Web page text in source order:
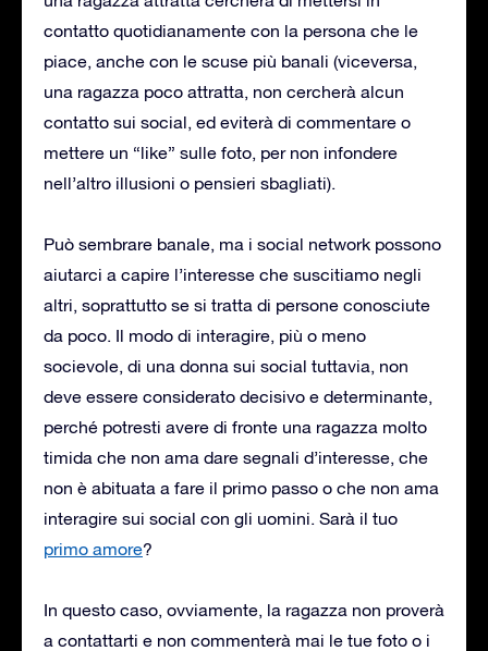
contatto quotidianamente con la persona che le
piace, anche con le scuse più banali (viceversa,
una ragazza poco attratta, non cercherà alcun
contatto sui social, ed eviterà di commentare o
mettere un “like” sulle foto, per non infondere
nell’altro illusioni o pensieri sbagliati).
Può sembrare banale, ma i social network possono
aiutarci a capire l’interesse che suscitiamo negli
altri, soprattutto se si tratta di persone conosciute
da poco. Il modo di interagire, più o meno
socievole, di una donna sui social tuttavia, non
deve essere considerato decisivo e determinante,
perché potresti avere di fronte una ragazza molto
timida che non ama dare segnali d’interesse, che
non è abituata a fare il primo passo o che non ama
interagire sui social con gli uomini. Sarà il tuo
primo amore?
In questo caso, ovviamente, la ragazza non proverà
a contattarti e non commenterà mai le tue foto o i